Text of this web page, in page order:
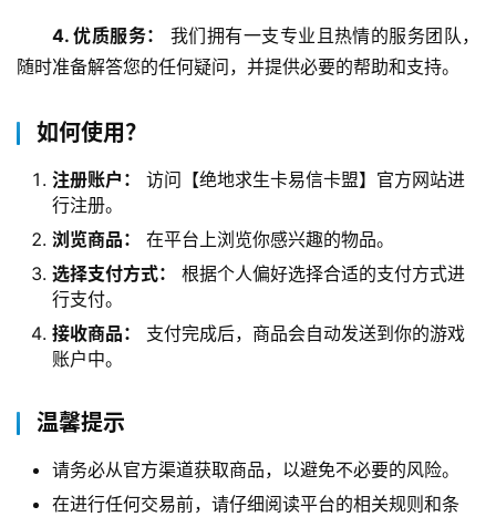
4. 优质服务：
我们拥有一支专业且热情的服务团队，
随时准备解答您的任何疑问，并提供必要的帮助和支持。
如何使用？
注册账户：
访问【绝地求生卡易信卡盟】官方网站进
行注册。
浏览商品：
在平台上浏览你感兴趣的物品。
选择支付方式：
根据个人偏好选择合适的支付方式进
行支付。
接收商品：
支付完成后，商品会自动发送到你的游戏
账户中。
温馨提示
请务必从官方渠道获取商品，以避免不必要的风险。
在进行任何交易前，请仔细阅读平台的相关规则和条